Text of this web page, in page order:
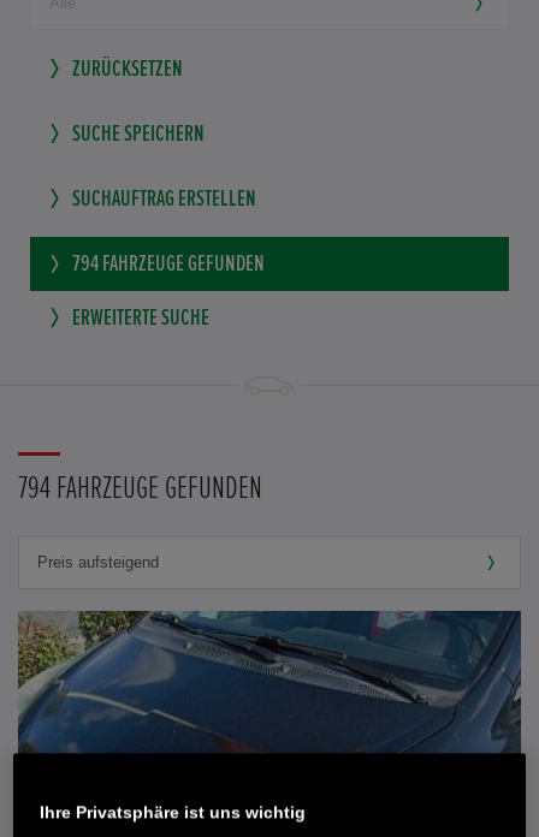
ZURÜCKSETZEN
SUCHE SPEICHERN
SUCHAUFTRAG ERSTELLEN
794 FAHRZEUGE GEFUNDEN
ERWEITERTE SUCHE
794 FAHRZEUGE GEFUNDEN
Ihre Privatsphäre ist uns wichtig